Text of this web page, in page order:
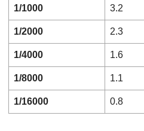
1/1000 3.2
1/2000 2.3
1/4000 1.6
1/8000 1.1
1/16000 0.8